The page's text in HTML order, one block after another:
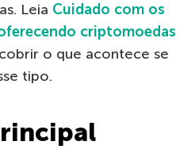
Leia Cuidado com os
criptomoedas
o que acontece se
tipo.